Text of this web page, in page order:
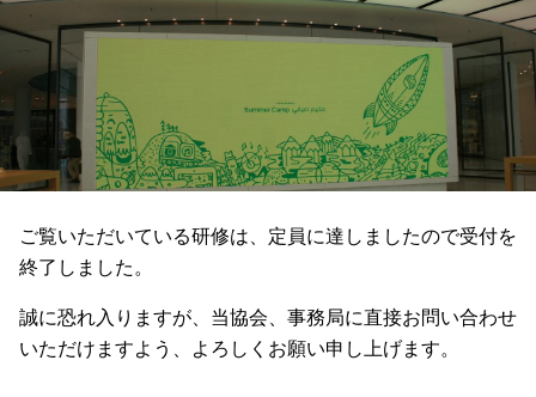
ご覧いただいている研修は、定員に達しましたので受付を
終了しました。
誠に恐れ入りますが、当協会、事務局に直接お問い合わせ
いただけますよう、よろしくお願い申し上げます。